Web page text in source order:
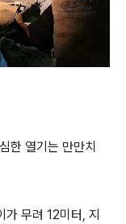
한 열기는 만만치
무려 12미터, 지